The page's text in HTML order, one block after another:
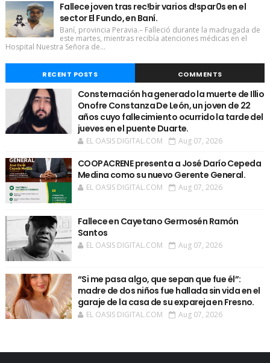
Fallece joven tras rec!bir varios d!spar0s en el
sector El Fundo, en Baní.
Baní, provincia Peravia.– Falleció durante la madrugada de
este martes, mientras recibía atenciones médicas en el
Hospital Nuestra Señora de...
RECENT POSTS COMMENTS
Consternación ha generado la muerte de Illio
Onofre Constanza De León, un joven de 22
años cuyo fallecimiento ocurrido la tarde del
jueves en el puente Duarte.
EL OASIS DIGITAL.COM Aug 07, 2026
COOPACRENE presenta a José Darío Cepeda
Medina como su nuevo Gerente General.
EL OASIS DIGITAL.COM Aug 07, 2026
Fallece en Cayetano Germosén Ramón
Santos
EL OASIS DIGITAL.COM Aug 07, 2026
“Si me pasa algo, que sepan que fue él”:
madre de dos niños fue hallada sin vida en el
garaje de la casa de su expareja en Fresno.
EL OASIS DIGITAL.COM Aug 07, 2026